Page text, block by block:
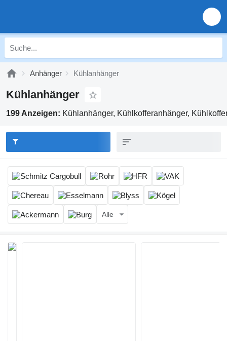
Anhänger Kühlanhänger
Kühlanhänger
199 Anzeigen: Kühlanhänger, Kühlkofferanhänger,
Alle